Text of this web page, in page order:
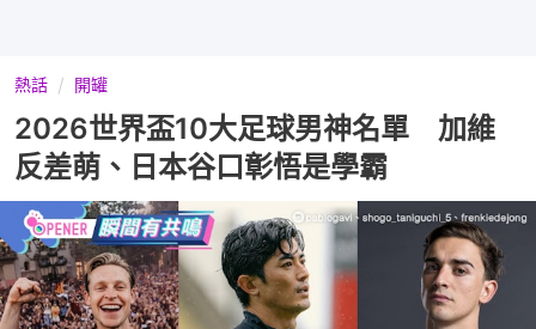
熱話 開罐
2026世界盃10大足球男神名單 加維
反差萌、日本谷口彰悟是學霸